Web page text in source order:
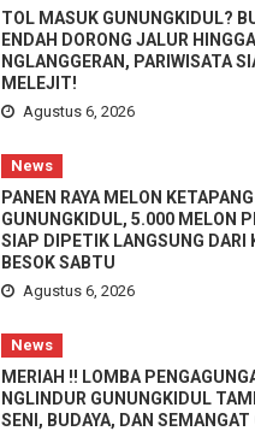
TOL MASUK GUNUNGKIDUL?
ENDAH DORONG JALUR HINGGA
NGLANGGERAN, PARIWISATA
MELEJIT!
Agustus 6, 2026
News
PANEN RAYA MELON
GUNUNGKIDUL, 5.000 MELON
SIAP DIPETIK LANGSUNG DARI
BESOK SABTU
Agustus 6, 2026
News
MERIAH !! LOMBA
NGLINDUR GUNUNGKIDUL
SENI, BUDAYA, DAN SEMANGAT